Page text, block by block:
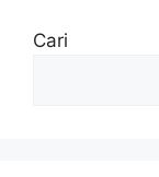
Cari